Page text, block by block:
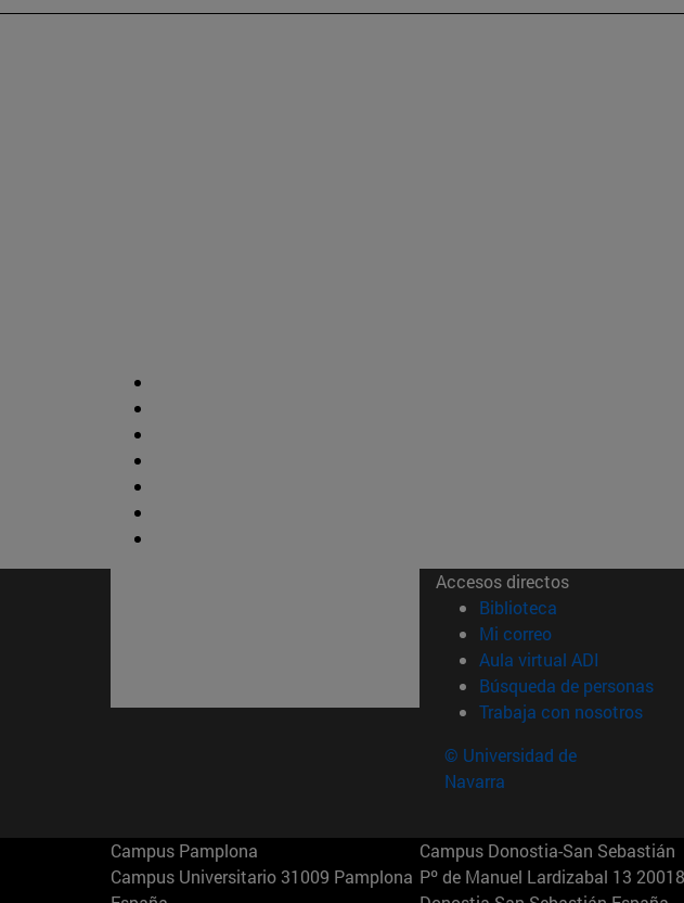
Accesos directos
Biblioteca (abre en nueva
Mi correo(abre en nueva
Aula virtual ADI (abre en
Búsqueda de personas
Trabaja con nosotros
© Universidad de
Navarra
Campus Pamplona
Campus Universitario 31009 Pamplona
Campus Donostia-San Sebastián
Pº de Manuel Lardizabal 13 20018